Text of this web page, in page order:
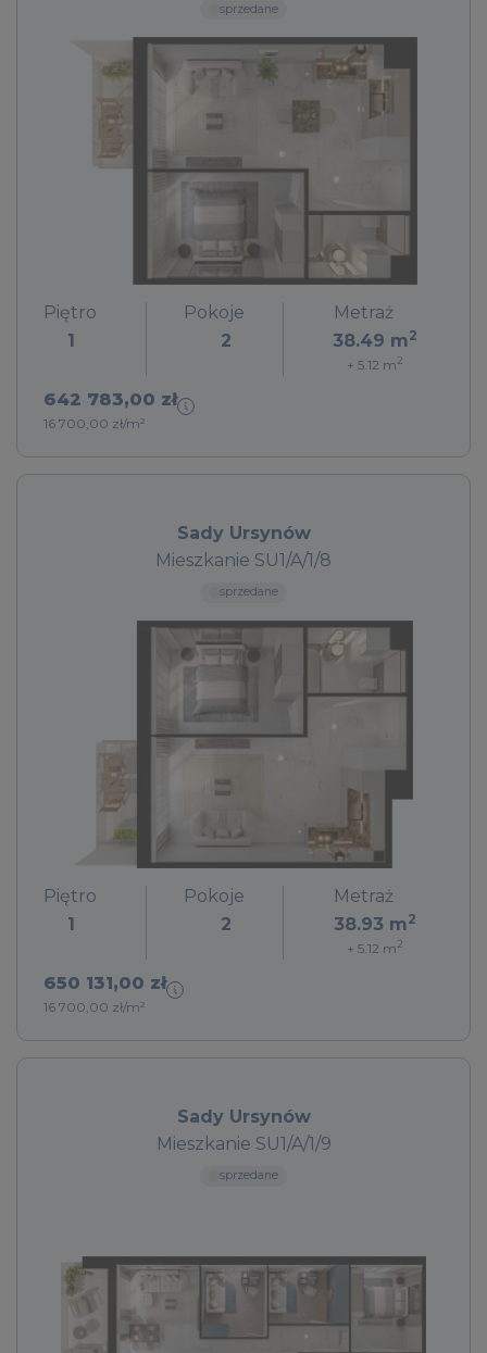
sprzedane
Piętro
1
Pokoje
2
Metraż
38.49 m2
+ 5.12 m2
642 783,00 zł
16 700,00 zł/m²
Sady Ursynów
Mieszkanie SU1/A/1/8
sprzedane
Piętro
1
Pokoje
2
Metraż
38.93 m2
+ 5.12 m2
650 131,00 zł
16 700,00 zł/m²
Sady Ursynów
Mieszkanie SU1/A/1/9
sprzedane